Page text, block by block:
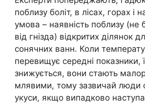
поблизу боліт, в лісах, горах і
умова – наявність поблизу (не
від гнізда) відкритих ділянок
сонячних ванн. Коли
перевищує середні показники,
знижується, вони стають
млявими, тому зазвичай люди
укуси, якщо випадково